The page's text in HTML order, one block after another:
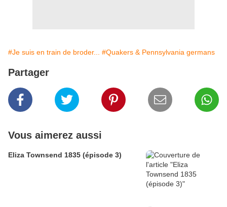
#Je suis en train de broder... #Quakers & Pennsylvania germans
Partager
Vous aimerez aussi
Eliza Townsend 1835 (épisode 3)